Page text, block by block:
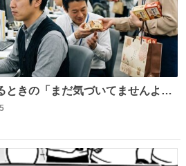
ときの「まだ気づいてませんよ」